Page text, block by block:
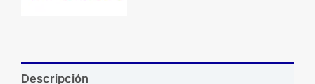
Descripción